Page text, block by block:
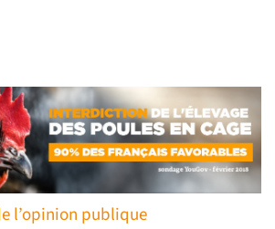
l’opinion publique